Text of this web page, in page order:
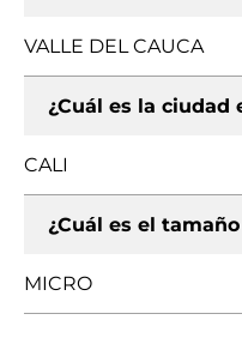
VALLE DEL CAUCA
¿Cuál es la ciudad
CALI
¿Cuál es el
MICRO